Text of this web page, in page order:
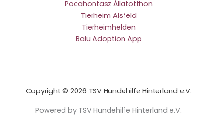
Pocahontasz Állatotthon
Tierheim Alsfeld
Tierheimhelden
Balu Adoption App
Copyright © 2026 TSV Hundehilfe Hinterland e.V.
Powered by TSV Hundehilfe Hinterland e.V.